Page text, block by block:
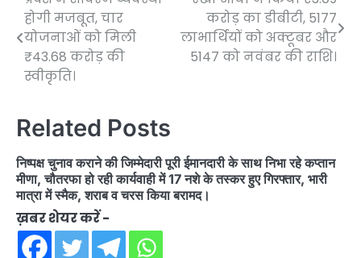
navigation
होगी मजबूत, चार
योजनाओं को मिली
₹43.68 करोड़ की
स्वीकृति।
करोड़ का डीबीटी, 5177
लाभार्थियों को अक्टूबर और
5147 को नवंबर की राशि।
Related Posts
निष्पक्ष चुनाव कराने की जिम्मेदारी पूरी ईमानदारी के साथ निभा रहे कप्तान
मीणा, चौतरफा हो रही कार्यवाही में 17 नशे के तस्कर हुए गिरफ्तार, भारी
मात्रा में स्मैक, शराब व चरस किया बरामद।
ख़बर शेयर करें -